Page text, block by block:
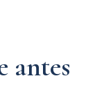
antes